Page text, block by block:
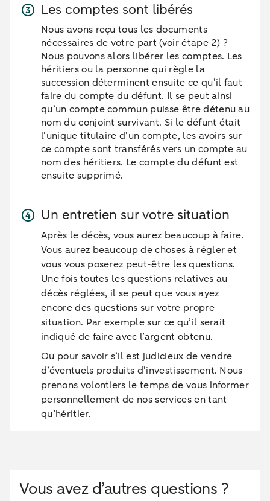
Les comptes sont libérés
Nous avons reçu tous les documents
nécessaires de votre part (voir étape 2) ?
Nous pouvons alors libérer les comptes. Les
héritiers ou la personne qui règle la
succession déterminent ensuite ce qu’il faut
faire du compte du défunt. Il se peut ainsi
qu’un compte commun puisse être détenu au
nom du conjoint survivant. Si le défunt était
l’unique titulaire d’un compte, les avoirs sur
ce compte sont transférés vers un compte au
nom des héritiers. Le compte du défunt est
ensuite supprimé.
Un entretien sur votre situation
Après le décès, vous aurez beaucoup à faire.
Vous aurez beaucoup de choses à régler et
vous vous poserez peut-être les questions.
Une fois toutes les questions relatives au
décès réglées, il se peut que vous ayez
encore des questions sur votre propre
situation. Par exemple sur ce qu’il serait
indiqué de faire avec l’argent obtenu.
Ou pour savoir s’il est judicieux de vendre
d’éventuels produits d’investissement. Nous
prenons volontiers le temps de vous informer
personnellement de nos services en tant
qu’héritier.
Vous avez d’autres questions ?